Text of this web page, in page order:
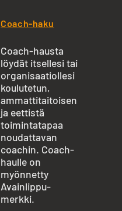
Coach-haku
Coach-hausta
löydät itsellesi tai
organisaatiollesi
koulutetun,
ammattitaitoisen
ja eettistä
toimintatapaa
noudattavan
coachin. Coach-
haulle on
myönnetty
Avainlippu-
merkki.